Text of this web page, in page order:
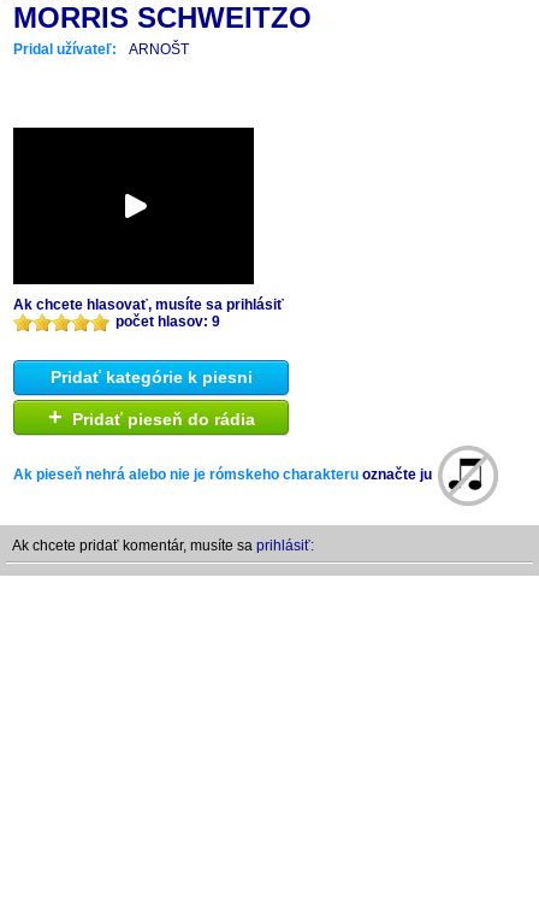
MORRIS SCHWEITZO
Pridal užívateľ: ARNOŠT
Ak chcete hlasovať, musíte sa prihlásiť
počet hlasov: 9
Pridať kategórie k piesni
+ Pridať pieseň do rádia
Ak pieseň nehrá alebo nie je rómskeho charakteru označte ju
Ak chcete pridať komentár, musíte sa prihlásiť: